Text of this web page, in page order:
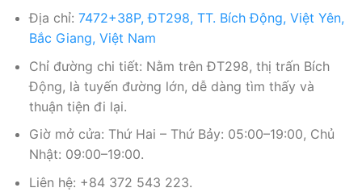
Địa chỉ: 7472+38P, ĐT298, TT. Bích Động, Việt Yên,
Bắc Giang, Việt Nam
Chỉ đường chi tiết: Nằm trên ĐT298, thị trấn Bích
Động, là tuyến đường lớn, dễ dàng tìm thấy và
thuận tiện đi lại.
Giờ mở cửa: Thứ Hai – Thứ Bảy: 05:00–19:00, Chủ
Nhật: 09:00–19:00.
Liên hệ: +84 372 543 223.